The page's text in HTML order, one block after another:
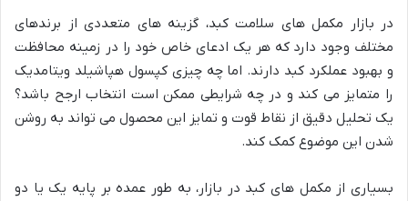
در بازار مکمل های سلامت کبد، گزینه های متعددی از برندهای
مختلف وجود دارد که هر یک ادعای خاص خود را در زمینه محافظت
و بهبود عملکرد کبد دارند. اما چه چیزی کپسول هپاشیلد ویتامدیک
را متمایز می کند و در چه شرایطی ممکن است انتخاب ارجح باشد؟
یک تحلیل دقیق از نقاط قوت و تمایز این محصول می تواند به روشن
شدن این موضوع کمک کند.
بسیاری از مکمل های کبد در بازار، به طور عمده بر پایه یک یا دو